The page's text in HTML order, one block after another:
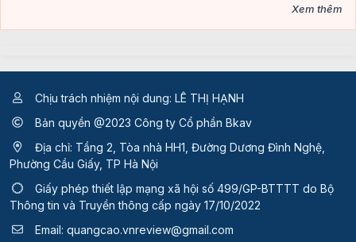
Xem thêm
Chịu trách nhiệm nội dung: LÊ THỊ HẠNH
Bản quyền @2023 Công ty Cổ phần Bkav
Địa chỉ: Tầng 2, Tòa nhà HH1, Đường Dương Đình Nghệ,
Phường Cầu Giấy, TP Hà Nội
Giấy phép thiết lập mạng xã hội số 499/GP-BTTTT do Bộ
Thông tin và Truyền thông cấp ngày 17/10/2022
Email: quangcao.vnreview@gmail.com